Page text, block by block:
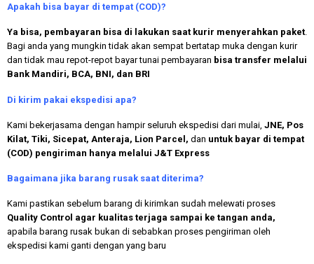
Apakah bisa bayar di tempat (COD)?
Ya bisa, pembayaran bisa di lakukan saat kurir menyerahkan paket.
Bagi anda yang mungkin tidak akan sempat bertatap muka dengan kurir
dan tidak mau repot-repot bayar tunai pembayaran bisa transfer melalui
Bank Mandiri, BCA, BNI, dan BRI
Di kirim pakai ekspedisi apa?
Kami bekerjasama dengan hampir seluruh ekspedisi dari mulai, JNE, Pos
Kilat, Tiki, Sicepat, Anteraja, Lion Parcel, dan untuk bayar di tempat
(COD) pengiriman hanya melalui J&T Express
Bagaimana jika barang rusak saat diterima?
Kami pastikan sebelum barang di kirimkan sudah melewati proses
Quality Control agar kualitas terjaga sampai ke tangan anda,
apabila barang rusak bukan di sebabkan proses pengiriman oleh
ekspedisi kami ganti dengan yang baru